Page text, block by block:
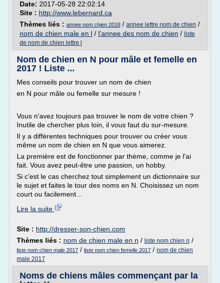
Date: 2017-05-28 22:02:14
Site : http://www.lebernard.ca
Thèmes liés : annee nom chien 2018 / annee lettre nom de chien /
nom de chien male en l / l'annee des nom de chien / liste
de nom de chien lettre l
Nom de chien en N pour mâle et femelle en
2017 ! Liste ...
Mes conseils pour trouver un nom de chien
en N pour mâle ou femelle sur mesure !
Vous n'avez toujours pas trouver le nom de votre chien ?
Inutile de chercher plus loin, il vous faut du sur-mesure.
Il y a différentes techniques pour trouver ou créer vous
même un nom de chien en N que vous aimerez.
La première est de fonctionner par thème, comme je l'ai
fait. Vous avez peut-être une passion, un hobby.
Si c'est le cas cherchez tout simplement un dictionnaire sur
le sujet et faites le tour des noms en N. Choisissez un nom
court ou facilement...
Lire la suite
Site : http://dresser-son-chien.com
Thèmes liés : nom de chien male en n / liste nom chien n /
liste nom chien male 2017 / liste nom chien femelle 2017 / nom de chien
male 2017
Noms de chiens mâles commençant par la